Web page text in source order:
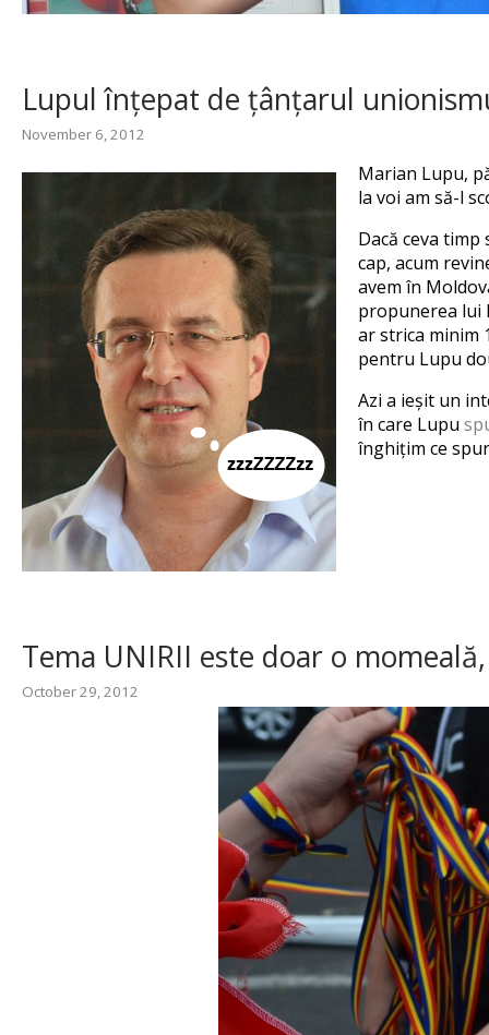
Lupul înțepat de țânțarul
November 6, 2012
Marian Lupu,
la voi am să-l
Dacă ceva
cap, acum
avem în
propunerea lui
ar strica minim
pentru Lupu
Azi a ieșit un
în care Lupu
înghițim ce
Tema UNIRII este doar o
October 29, 2012